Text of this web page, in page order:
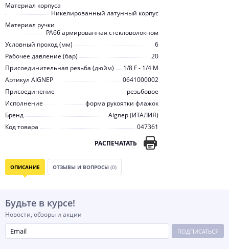
Материал корпуса
Никелированный латунный корпус
Материал ручки
PA66 армированная стекловолокном
Условный проход (мм)
6
Рабочее давление (бар)
20
Присоединительная резьба (дюйм)
1/8 F - 1/4 M
Артикул AIGNEP
0641000002
Присоединение
резьбовое
Исполнение
форма рукоятки флажок
Бренд
Aignep (ИТАЛИЯ)
Код товара
047361
РАСПЕЧАТАТЬ
ОПИСАНИЕ ОТЗЫВЫ И ВОПРОСЫ (0)
Будьте в курсе!
Новости, обзоры и акции
ПОДПИСАТЬСЯ